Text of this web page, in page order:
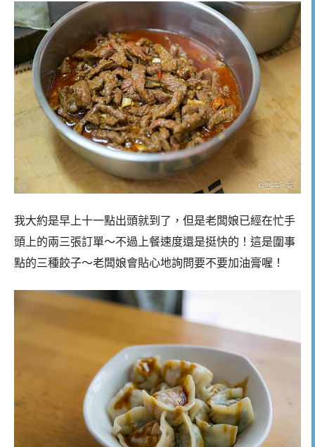
我大約是早上十一點出頭就到了，但是老闆娘已經在忙手
頭上的兩三張訂單～不過上餐速度還是挺快的！這是圍事
點的三種餃子～老闆娘會貼心地詢問要不要加油膏喔！